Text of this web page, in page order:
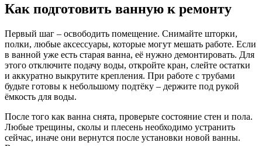
Как подготовить ванную к ремонту
Первый шаг – освободить помещение. Снимайте шторки,
полки, любые аксессуары, которые могут мешать работе. Если
в ванной уже есть старая ванна, её нужно демонтировать. Для
этого отключите подачу воды, откройте кран, слейте остатки
и аккуратно выкрутите крепления. При работе с трубами
будьте готовы к небольшому подтёку – держите под рукой
ёмкость для воды.
После того как ванна снята, проверьте состояние стен и пола.
Любые трещины, сколы и плесень необходимо устранить
сейчас, иначе они вернутся после установки новой ванны.